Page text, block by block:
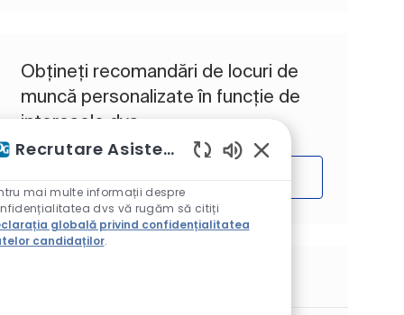
Obțineți recomandări de locuri de
muncă personalizate în funcție de
interesele dvs.
Recrutare Asistent AI
mai multe informații despre
dvs vă rugăm să citiți
globală privind confidențialitatea
candidaților.